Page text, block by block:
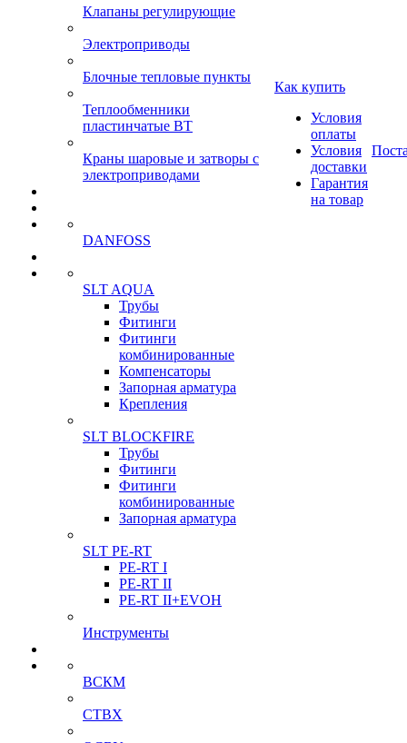
Клапаны регулирующие
Электроприводы
Блочные тепловые пункты
Теплообменники
пластинчатые ВТ
Краны шаровые и затворы с
электроприводами
DANFOSS
SLT AQUA
Трубы
Фитинги
Фитинги
комбинированные
Компенсаторы
Запорная арматура
Крепления
SLT BLOCKFIRE
Трубы
Фитинги
Фитинги
комбинированные
Запорная арматура
SLT PE-RT
PE-RT I
PE-RT II
PE-RT II+EVOH
Инструменты
ВСКМ
СТВХ
Как купить
Условия
оплаты
Условия
доставки
Гарантия
на товар